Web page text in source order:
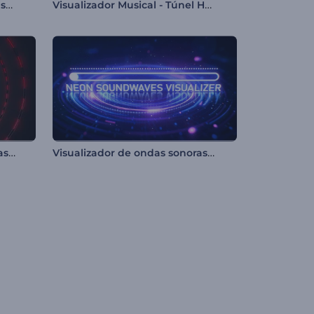
Visualizador de música de la superficie de Marte Visualizador Musical - Túnel Hexagonal
Visualizador de luces reactivas al sonido Visualizador de ondas sonoras neón